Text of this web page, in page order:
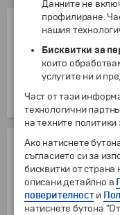
ОТСТЪПКИ
Ученици и студенти (до
от7 г.
Деца до 12 год.,
от3 г.
ЦЕНАТА
Транспорт с
видеосистема,
1 нощувка със
Данните не
профилиране.
нашия
Бисквитки за
които
услугите ни и
Част от тази
технологични
на техните
Ако натиснете
съгласието си за
бисквитки от
описани детайлно в
поверителности
натиснете бутона